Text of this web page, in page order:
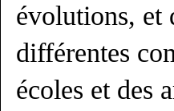
évolutions, et
différentes
écoles et des